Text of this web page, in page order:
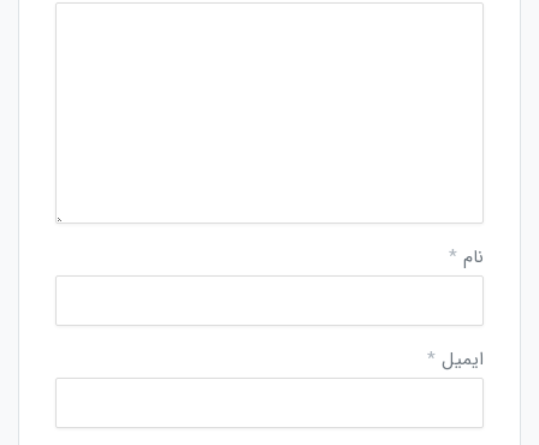
نام *
ایمیل *